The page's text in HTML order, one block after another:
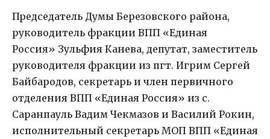
Председатель Думы Березовского района,
руководитель фракции ВПП «Единая
Россия» Зульфия Канева, депутат, заместитель
руководителя фракции из пгт. Игрим Сергей
Байбародов, секретарь и член первичного
отделения ВПП «Единая Россия» из с.
Саранпауль Вадим Чекмазов и Василий Рокин,
исполнительный секретарь МОП ВПП «Единая